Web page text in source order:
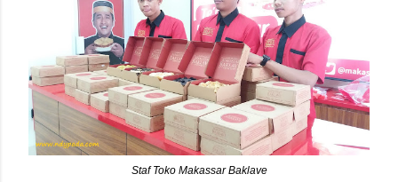
Staf Toko Makassar Baklave